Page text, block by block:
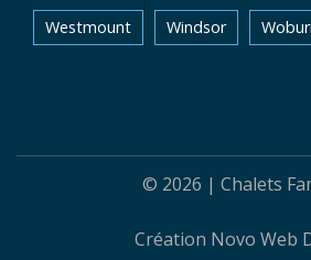
Westmount Windsor
© 2026 | Chalets
Création Novo Web